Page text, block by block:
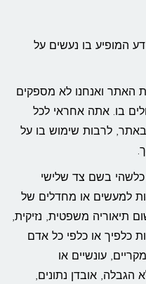
המופיע בו נעשים על
האתר ואנחנו לא מספקים
בו. אתה אחראי לכל
לרבות שימוש בו על
בשם צד שלישי
למעשים או מחדלים של
תיאוריה משפטית, נזיקית,
כלפיך או כלפי כל אדם
עונשיים או
הגבלה, אובדן נתונים,